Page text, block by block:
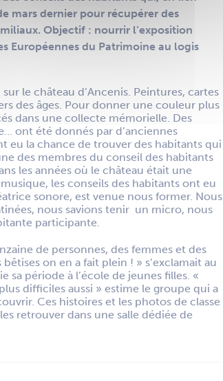
mars dernier pour récupérer des
Objectif : nourrir l’exposition
Européennes du Patrimoine au logis
le château d’Ancenis. Peintures, cartes
des âges. Pour donner une couleur plus
dans une collecte mémorielle. Des
ont été donnés par d’anciennes
eu la chance de trouver des habitants qui
des membres du conseil des habitants
les années où le château était une
les conseils des habitants ont eu
sonore, est venue nous former. Nous
nous savions tenir un micro, nous
participante.
de personnes, des femmes et des
on en a fait plein ! » s’exclamait au
période à l’école de jeunes filles. «
difficiles aussi » estime le groupe qui a
Ces histoires et les photos de classe
retrouver dans une salle dédiée de